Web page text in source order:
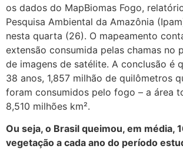
os dados do MapBiomas Fogo,
Pesquisa Ambiental da Amazônia
nesta quarta (26). O mapeamento
extensão consumida pelas chamas no
de imagens de satélite. A conclusão é
38 anos, 1,857 milhão de quilômetros
foram consumidos pelo fogo – a área
8,510 milhões km².
Ou seja, o Brasil queimou, em média,
vegetação a cada ano do período